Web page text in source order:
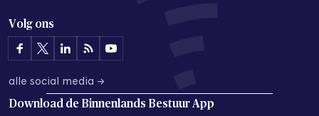
Volg ons
alle social media →
Download de Binnenlands Bestuur App